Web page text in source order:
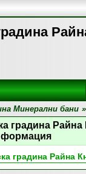
Минерални бани »
градина Райна
градина Райна